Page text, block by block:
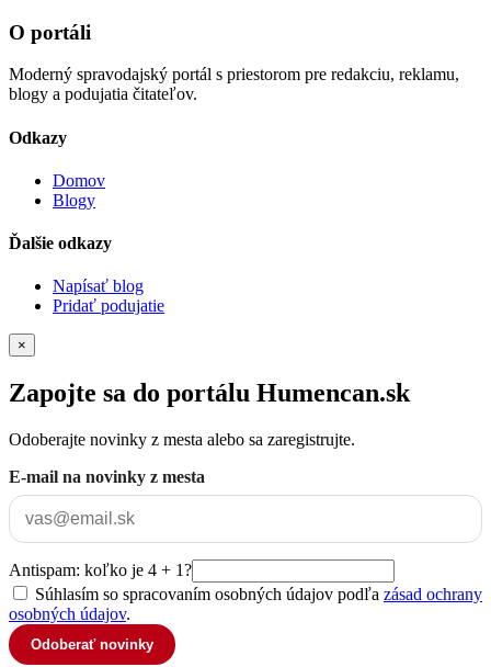
O portáli
Moderný spravodajský portál s priestorom pre redakciu, reklamu,
blogy a podujatia čitateľov.
Odkazy
Domov
Blogy
Ďalšie odkazy
Napísať blog
Pridať podujatie
×
Zapojte sa do portálu Humencan.sk
Odoberajte novinky z mesta alebo sa zaregistrujte.
E-mail na novinky z mesta
Antispam: koľko je 4 + 1?
Súhlasím so spracovaním osobných údajov podľa zásad ochrany
osobných údajov.
Odoberať novinky